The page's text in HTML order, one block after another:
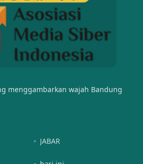
menggambarkan wajah Bandung
JABAR